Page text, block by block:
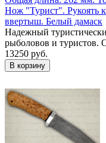
Нож "Турист". Рукоять
ввертыш. Белый дамаск
Надежный
рыболовов и туристов.
13250 руб.